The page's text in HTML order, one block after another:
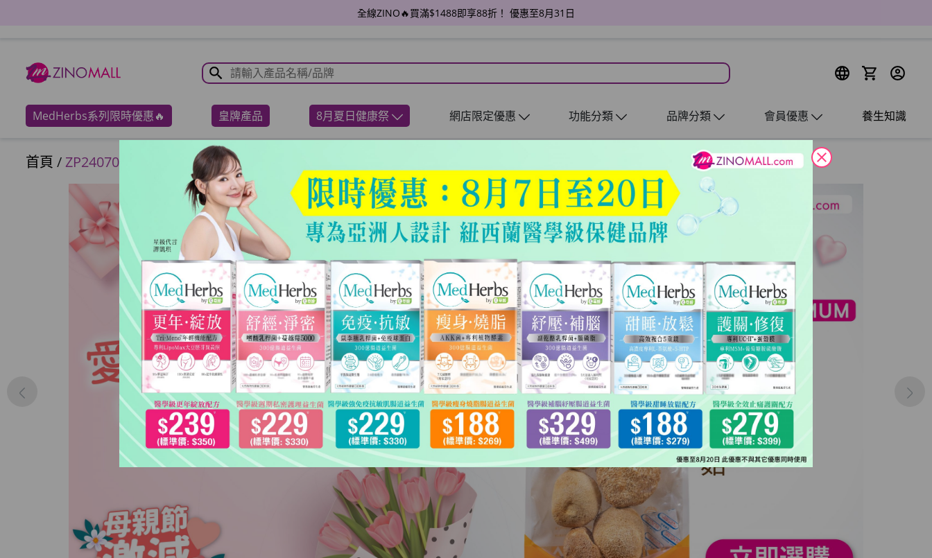
全線ZINO🔥買滿$1488即享88折！ 優惠至8月31日
MedHerbs系列限時優惠🔥 皇牌產品 8月夏日健康祭 網店限定優惠 功能分類 品牌分類 會員優惠 養生知識
首頁 /ZP2407000063 close